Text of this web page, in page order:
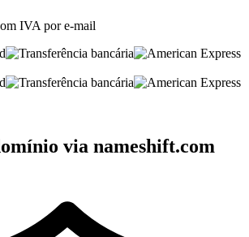
IVA por e-mail
via nameshift.com